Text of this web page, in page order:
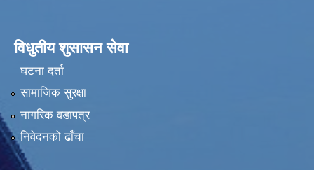
विधुतीय शुसासन सेवा
घटना दर्ता
सामाजिक सुरक्षा
नागरिक वडापत्र
निवेदनको ढाँचा